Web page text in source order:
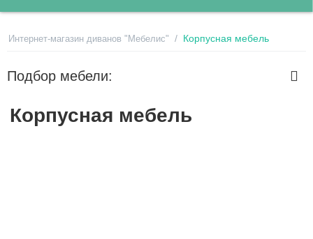
Интернет-магазин диванов "Мебелис" / Корпусная мебель
Подбор мебели:
Корпусная мебель